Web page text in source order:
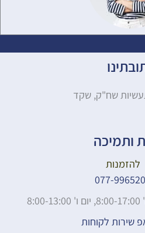
שח"ק, שקד
ותמיכה
להזמנות
077-
שירות לקוחות